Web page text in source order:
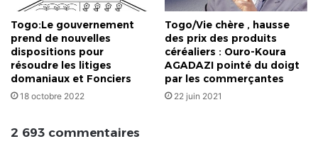
Togo:Le gouvernement
prend de nouvelles
dispositions pour
résoudre les litiges
domaniaux et Fonciers
18 octobre 2022
Togo/Vie chère , hausse
des prix des produits
céréaliers : Ouro-Koura
AGADAZI pointé du doigt
par les commerçantes
22 juin 2021
2 693 commentaires